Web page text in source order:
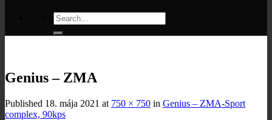
Search
for:
Genius – ZMA
Published 18. mája 2021 at 750 × 750 in Genius – ZMA-Sport
complex, 90kps